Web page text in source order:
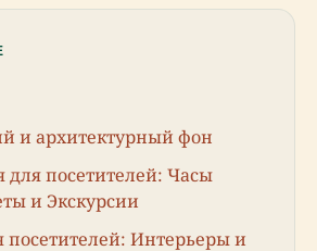
и архитектурный фон
посетителей: Часы
и Экскурсии
посетителей: Интерьеры и